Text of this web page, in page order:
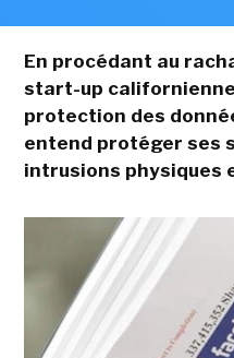
En procédant au
start-up
protection des
entend protéger ses
intrusions physiques